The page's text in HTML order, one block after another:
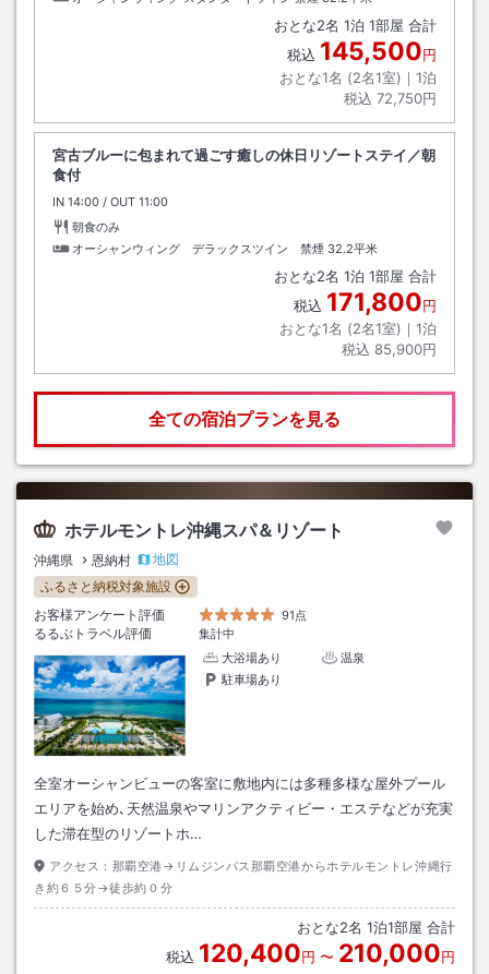
おとな2名 1泊 1部屋 合計
税込 145,500円
おとな1名 (2名1室)｜ 1泊
税込 72,750円
宮古ブルーに包まれて過ごす癒しの休日リゾートステイ／朝
食付
IN チェックイン
14:00 / OUT チェックアウト
11:00
朝食のみ
オーシャンウィング デラックスツイン 禁煙 32.2平米
おとな2名 1泊 1部屋 合計
税込 171,800円
おとな1名 (2名1室)｜ 1泊
税込 85,900円
全ての宿泊プランを見る
ホテルモントレ沖縄スパ＆リゾート
沖縄県 恩納村
地図
ふるさと納税対象施設
お客様アンケート評価
91点
るるぶトラベル評価
集計中
大浴場あり
温泉
駐車場あり
全室オーシャンビューの客室に敷地内には多種多様な屋外プール
エリアを始め､天然温泉やマリンアクティビー・エステなどが充実
した滞在型のリゾートホ…
アクセス： 那覇空港→リムジンバス那覇空港からホテルモントレ沖縄行
き約６５分→徒歩約０分
おとな2名 1泊1部屋 合計
税込 120,400円 〜 210,000円